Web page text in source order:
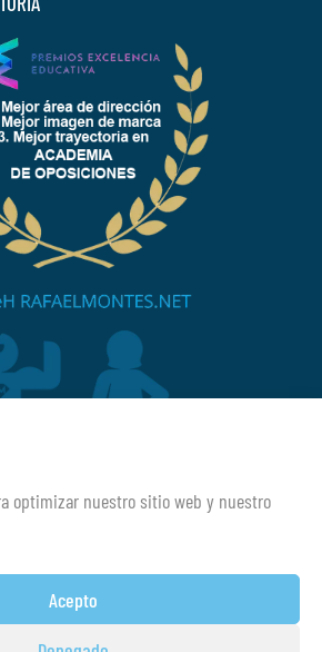
optimizar nuestro sitio web y nuestro
Acepto
ánimo siempre!